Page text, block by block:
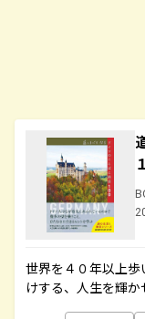
世界を４０年以上
けする、人生を輝